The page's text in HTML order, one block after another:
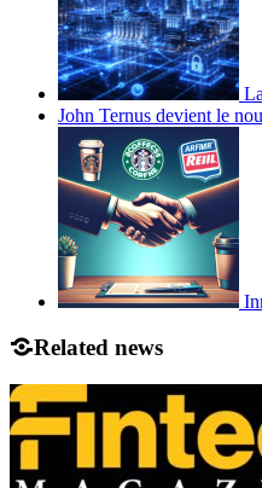
John Ternus devient le
Related news